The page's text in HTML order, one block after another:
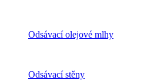
Odsávací olejové mlhy
Odsávací stěny